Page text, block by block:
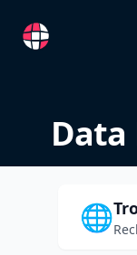
RemoteFR
Data
🌐